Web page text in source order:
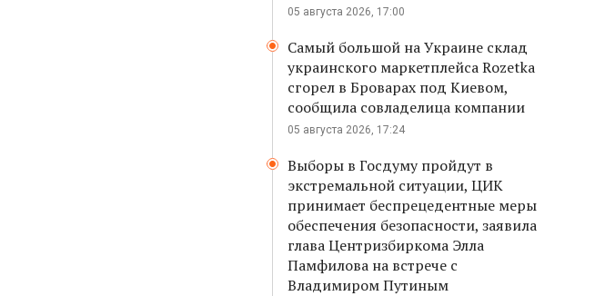
05 августа 2026, 17:00
Самый большой на Украине склад
украинского маркетплейса Rozetka
сгорел в Броварах под Киевом,
сообщила совладелица компании
05 августа 2026, 17:24
Выборы в Госдуму пройдут в
экстремальной ситуации, ЦИК
принимает беспрецедентные меры
обеспечения безопасности, заявила
глава Центризбиркома Элла
Памфилова на встрече с
Владимиром Путиным